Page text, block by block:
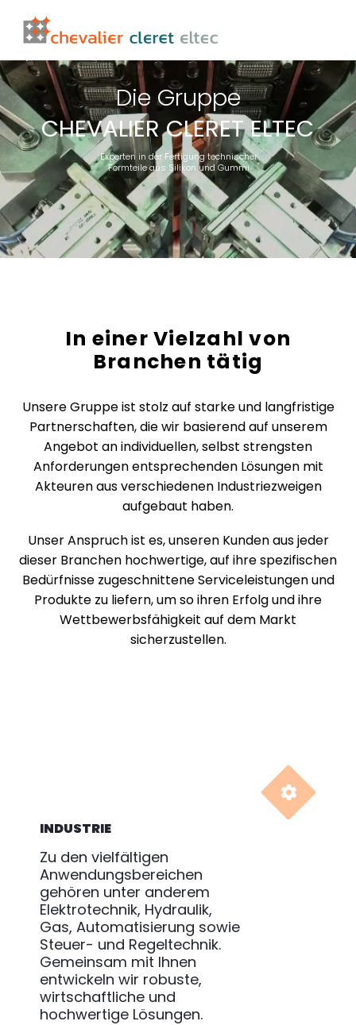
Die Gruppe
CHEVALIER CLERET ELTEC
Experten in der Fertigung technischer
Formteile aus Silikon und Gummi
In einer Vielzahl von
Branchen tätig
Unsere Gruppe ist stolz auf starke und langfristige
Partnerschaften, die wir basierend auf unserem
Angebot an individuellen, selbst strengsten
Anforderungen entsprechenden Lösungen mit
Akteuren aus verschiedenen Industriezweigen
aufgebaut haben.
Unser Anspruch ist es, unseren Kunden aus jeder
dieser Branchen hochwertige, auf ihre spezifischen
Bedürfnisse zugeschnittene Serviceleistungen und
Produkte zu liefern, um so ihren Erfolg und ihre
Wettbewerbsfähigkeit auf dem Markt
sicherzustellen.
INDUSTRIE
Zu den vielfältigen
Anwendungsbereichen
gehören unter anderem
Elektrotechnik, Hydraulik,
Gas, Automatisierung sowie
Steuer- und Regeltechnik.
Gemeinsam mit Ihnen
entwickeln wir robuste,
wirtschaftliche und
hochwertige Lösungen.

